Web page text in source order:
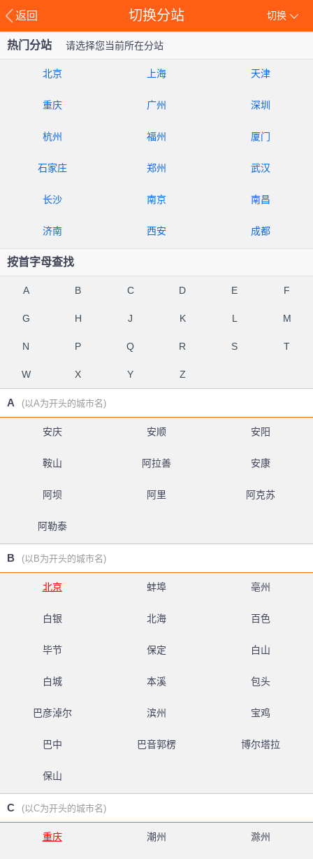
返回 切换
切换分站
热门分站 请选择您当前所在分站
北京 上海 天津
重庆 广州 深圳
杭州 福州 厦门
石家庄 郑州 武汉
长沙 南京 南昌
济南 西安 成都
按首字母查找
A B C D E F
G H J K L M
N P Q R S T
W X Y Z
A (以A为开头的城市名)
安庆 安顺 安阳
鞍山 阿拉善 安康
阿坝 阿里 阿克苏
阿勒泰
B (以B为开头的城市名)
北京 蚌埠 亳州
白银 北海 百色
毕节 保定 白山
白城 本溪 包头
巴彦淖尔 滨州 宝鸡
巴中 巴音郭楞 博尔塔拉
保山
C (以C为开头的城市名)
重庆 潮州 滁州